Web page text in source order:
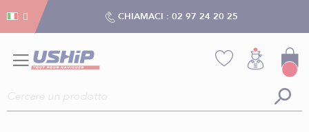
CHIAMACI : 02 97 24 20 25
Gestion dei cookies
Gestion dei cookies